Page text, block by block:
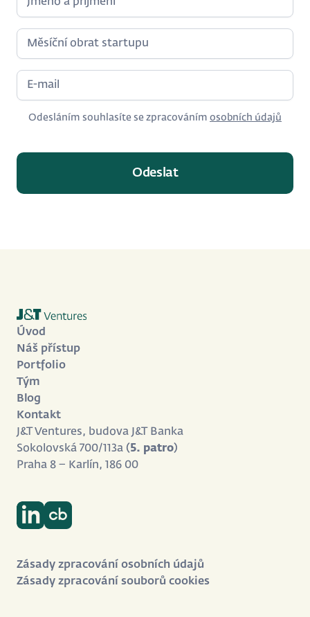
Odesláním souhlasíte se zpracováním osobních údajů
Úvod
Náš přístup
Portfolio
Tým
Blog
Kontakt
J&T Ventures, budova J&T Banka
Sokolovská 700/113a (5. patro)
Praha 8 – Karlín, 186 00
Zásady zpracování osobních údajů
Zásady zpracování souborů cookies